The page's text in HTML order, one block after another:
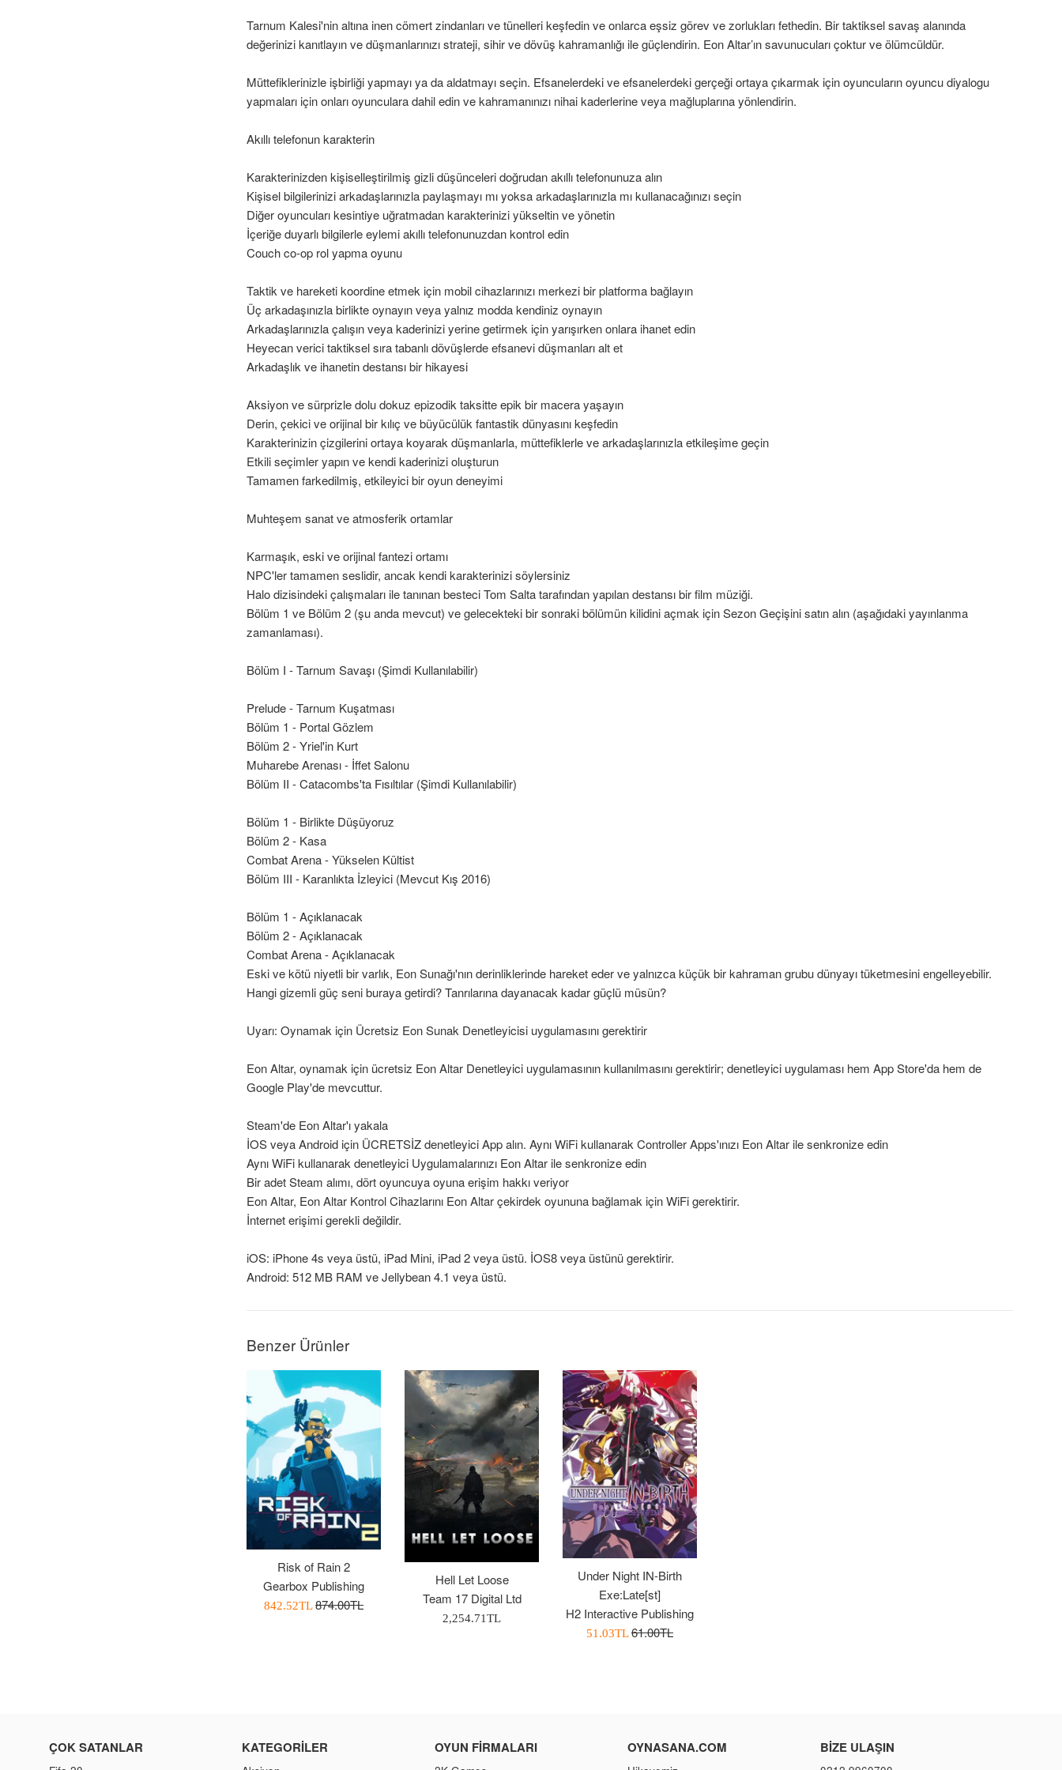
Tarnum Kalesi'nin altına inen cömert zindanları ve tünelleri keşfedin ve onlarca eşsiz görev ve zorlukları fethedin. Bir taktiksel savaş alanında
değerinizi kanıtlayın ve düşmanlarınızı strateji, sihir ve dövüş kahramanlığı ile güçlendirin. Eon Altar’ın savunucuları çoktur ve ölümcüldür.
Müttefiklerinizle işbirliği yapmayı ya da aldatmayı seçin. Efsanelerdeki ve efsanelerdeki gerçeği ortaya çıkarmak için oyuncuların oyuncu diyalogu
yapmaları için onları oyunculara dahil edin ve kahramanınızı nihai kaderlerine veya mağluplarına yönlendirin.
Akıllı telefonun karakterin
Karakterinizden kişiselleştirilmiş gizli düşünceleri doğrudan akıllı telefonunuza alın
Kişisel bilgilerinizi arkadaşlarınızla paylaşmayı mı yoksa arkadaşlarınızla mı kullanacağınızı seçin
Diğer oyuncuları kesintiye uğratmadan karakterinizi yükseltin ve yönetin
İçeriğe duyarlı bilgilerle eylemi akıllı telefonunuzdan kontrol edin
Couch co-op rol yapma oyunu
Taktik ve hareketi koordine etmek için mobil cihazlarınızı merkezi bir platforma bağlayın
Üç arkadaşınızla birlikte oynayın veya yalnız modda kendiniz oynayın
Arkadaşlarınızla çalışın veya kaderinizi yerine getirmek için yarışırken onlara ihanet edin
Heyecan verici taktiksel sıra tabanlı dövüşlerde efsanevi düşmanları alt et
Arkadaşlık ve ihanetin destansı bir hikayesi
Aksiyon ve sürprizle dolu dokuz epizodik taksitte epik bir macera yaşayın
Derin, çekici ve orijinal bir kılıç ve büyücülük fantastik dünyasını keşfedin
Karakterinizin çizgilerini ortaya koyarak düşmanlarla, müttefiklerle ve arkadaşlarınızla etkileşime geçin
Etkili seçimler yapın ve kendi kaderinizi oluşturun
Tamamen farkedilmiş, etkileyici bir oyun deneyimi
Muhteşem sanat ve atmosferik ortamlar
Karmaşık, eski ve orijinal fantezi ortamı
NPC'ler tamamen seslidir, ancak kendi karakterinizi söylersiniz
Halo dizisindeki çalışmaları ile tanınan besteci Tom Salta tarafından yapılan destansı bir film müziği.
Bölüm 1 ve Bölüm 2 (şu anda mevcut) ve gelecekteki bir sonraki bölümün kilidini açmak için Sezon Geçişini satın alın (aşağıdaki yayınlanma
zamanlaması).
Bölüm I - Tarnum Savaşı (Şimdi Kullanılabilir)
Prelude - Tarnum Kuşatması
Bölüm 1 - Portal Gözlem
Bölüm 2 - Yriel'in Kurt
Muharebe Arenası - İffet Salonu
Bölüm II - Catacombs'ta Fısıltılar (Şimdi Kullanılabilir)
Bölüm 1 - Birlikte Düşüyoruz
Bölüm 2 - Kasa
Combat Arena - Yükselen Kültist
Bölüm III - Karanlıkta İzleyici (Mevcut Kış 2016)
Bölüm 1 - Açıklanacak
Bölüm 2 - Açıklanacak
Combat Arena - Açıklanacak
Eski ve kötü niyetli bir varlık, Eon Sunağı'nın derinliklerinde hareket eder ve yalnızca küçük bir kahraman grubu dünyayı tüketmesini engelleyebilir.
Hangi gizemli güç seni buraya getirdi? Tanrılarına dayanacak kadar güçlü müsün?
Uyarı: Oynamak için Ücretsiz Eon Sunak Denetleyicisi uygulamasını gerektirir
Eon Altar, oynamak için ücretsiz Eon Altar Denetleyici uygulamasının kullanılmasını gerektirir; denetleyici uygulaması hem App Store'da hem de
Google Play'de mevcuttur.
Steam'de Eon Altar'ı yakala
İOS veya Android için ÜCRETSİZ denetleyici App alın. Aynı WiFi kullanarak Controller Apps'ınızı Eon Altar ile senkronize edin
Aynı WiFi kullanarak denetleyici Uygulamalarınızı Eon Altar ile senkronize edin
Bir adet Steam alımı, dört oyuncuya oyuna erişim hakkı veriyor
Eon Altar, Eon Altar Kontrol Cihazlarını Eon Altar çekirdek oyununa bağlamak için WiFi gerektirir.
İnternet erişimi gerekli değildir.
iOS: iPhone 4s veya üstü, iPad Mini, iPad 2 veya üstü. İOS8 veya üstünü gerektirir.
Android: 512 MB RAM ve Jellybean 4.1 veya üstü.
Benzer Ürünler
Risk of Rain 2
Gearbox Publishing
İndirimli
842.52TLNormal
874.00TL
Hell Let Loose
Team 17 Digital Ltd
Normal
2,254.71TL
Under Night IN-Birth
Exe:Late[st]
H2 Interactive Publishing
İndirimli
51.03TLNormal
61.00TL
ÇOK SATANLAR KATEGORILER OYUN FIRMALARI OYNASANA.COM BIZE ULAŞIN